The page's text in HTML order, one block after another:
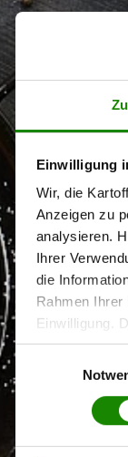
Einwilligung
Wir, die
Anzeigen zu
analysieren.
Ihrer
die
Rahmen
Einwilligung.
jederzeit